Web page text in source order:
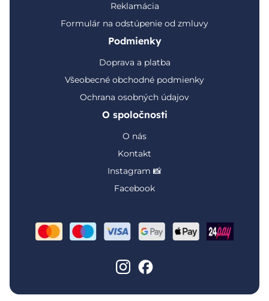
Reklamácia
Formulár na odstúpenie od zmluvy
Podmienky
Doprava a platba
Všeobecné obchodné podmienky
Ochrana osobných údajov
O spoločnosti
O nás
Kontakt
Instagram 📸
Facebook